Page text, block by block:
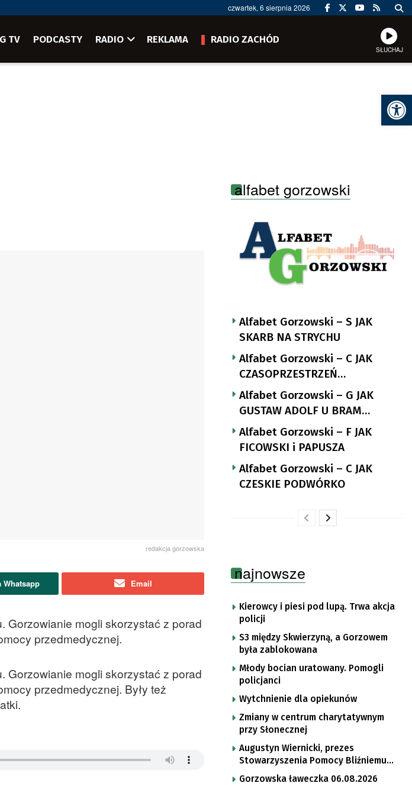
czwartek, 6 sierpnia 2026
TV PODCASTY RADIO REKLAMA RADIO ZACHÓD
SŁUCHAJ
redakcja gorzowska
Whatsapp Email
Gorzowianie mogli skorzystać z porad
przedmedycznej.
Gorzowianie mogli skorzystać z porad
przedmedycznej. Były też
alfabet gorzowski
Alfabet Gorzowski – S JAK
SKARB NA STRYCHU
Alfabet Gorzowski – C JAK
CZASOPRZESTRZEŃ
NUTTGENSA
Alfabet Gorzowski – G JAK
GUSTAW ADOLF U BRAM
LANDSBERGA
Alfabet Gorzowski – F JAK
FICOWSKI i PAPUSZA
Alfabet Gorzowski – C JAK
CZESKIE PODWÓRKO
najnowsze
Kierowcy i piesi pod lupą. Trwa akcja
policji
S3 między Skwierzyną, a Gorzowem
była zablokowana
Młody bocian uratowany. Pomogli
policjanci
Wytchnienie dla opiekunów
Zmiany w centrum charytatywnym
przy Słonecznej
Augustyn Wiernicki, prezes
Stowarzyszenia Pomocy Bliźniemu
im. Brata Krystyna
Gorzowska ławeczka 06.08.2026